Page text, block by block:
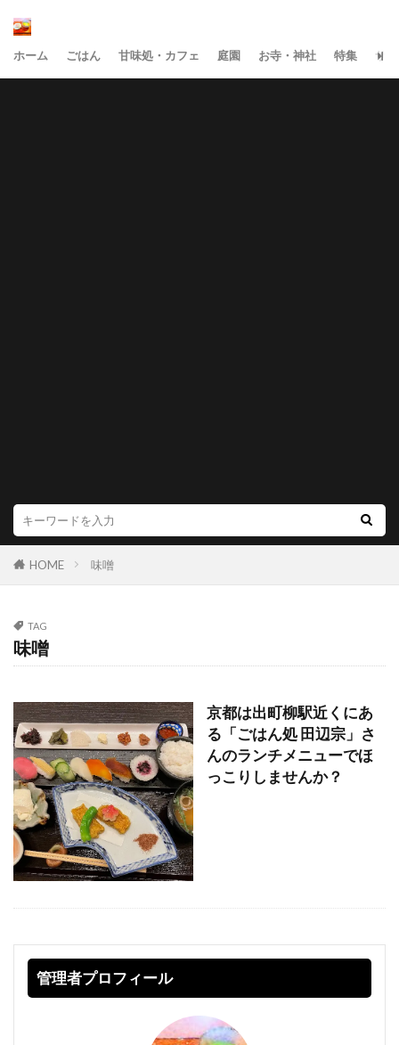
ホーム ごはん 甘味処・カフェ 庭園 お寺・神社 特集 サ
HOME 味噌
TAG
味噌
京都は出町柳駅近くにあ
る「ごはん処 田辺宗」さ
んのランチメニューでほ
っこりしませんか？
管理者プロフィール